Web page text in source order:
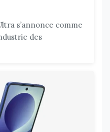
s’annonce comme
des